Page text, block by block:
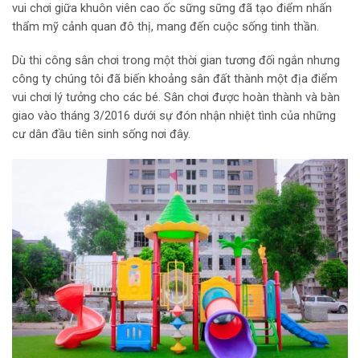
vui chơi giữa khuôn viên cao ốc sững sững đã tạo điểm nhấn
thẩm mỹ cảnh quan đô thị, mang đến cuộc sống tinh thần.
Dù thi công sân chơi trong một thời gian tương đối ngắn nhưng
công ty chúng tôi đã biến khoảng sân đất thành một địa điểm
vui chơi lý tưởng cho các bé. Sân chơi được hoàn thành và bàn
giao vào tháng 3/2016 dưới sự đón nhận nhiệt tình của những
cư dân đầu tiên sinh sống nơi đây.